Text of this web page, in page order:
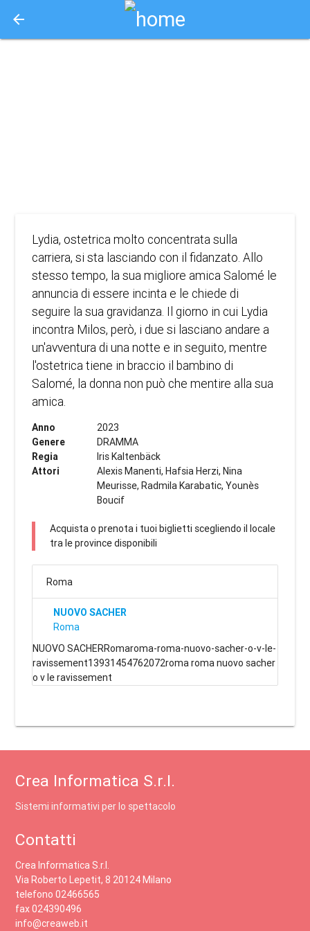
arrow_back
Lydia, ostetrica molto concentrata sulla
carriera, si sta lasciando con il fidanzato. Allo
stesso tempo, la sua migliore amica Salomé le
annuncia di essere incinta e le chiede di
seguire la sua gravidanza. Il giorno in cui Lydia
incontra Milos, però, i due si lasciano andare a
un'avventura di una notte e in seguito, mentre
l'ostetrica tiene in braccio il bambino di
Salomé, la donna non può che mentire alla sua
amica.
Anno
2023
Genere
DRAMMA
Regia
Iris Kaltenbäck
Attori
Alexis Manenti, Hafsia Herzi, Nina
Meurisse, Radmila Karabatic, Younès
Boucif
Acquista o prenota i tuoi biglietti scegliendo il locale
tra le province disponibili
Roma
NUOVO SACHER
Roma
NUOVO SACHERRomaroma-roma-nuovo-sacher-o-v-le-
ravissement13931454762072roma roma nuovo sacher
o v le ravissement
Crea Informatica S.r.l.
Sistemi informativi per lo spettacolo
Contatti
Crea Informatica S.r.l.
Via Roberto Lepetit, 8 20124 Milano
telefono 02466565
fax 024390496
info@creaweb.it